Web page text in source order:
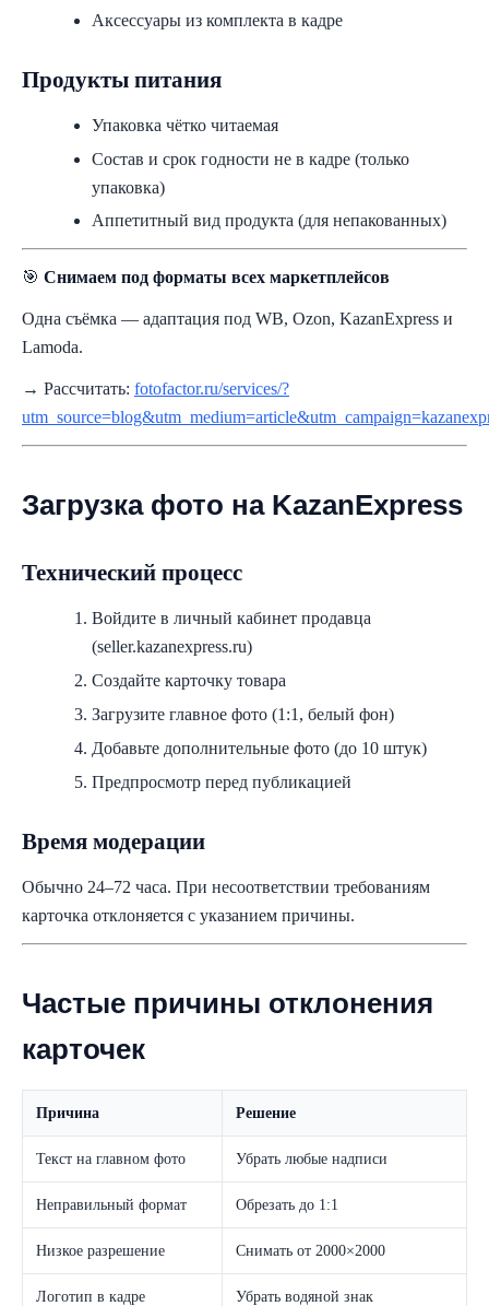
Аксессуары из комплекта в кадре
Продукты питания
Упаковка чётко читаемая
Состав и срок годности не в кадре (только
упаковка)
Аппетитный вид продукта (для непакованных)
🎯 Снимаем под форматы всех маркетплейсов
Одна съёмка — адаптация под WB, Ozon, KazanExpress и
Lamoda.
→ Рассчитать: fotofactor.ru/services/?
Загрузка фото на KazanExpress
Технический процесс
Войдите в личный кабинет продавца
(seller.kazanexpress.ru)
Создайте карточку товара
Загрузите главное фото (1:1, белый фон)
Добавьте дополнительные фото (до 10 штук)
Предпросмотр перед публикацией
Время модерации
Обычно 24–72 часа. При несоответствии требованиям
карточка отклоняется с указанием причины.
Частые причины отклонения
карточек
Причина Решение
Текст на главном фото Убрать любые надписи
Неправильный формат Обрезать до 1:1
Низкое разрешение Снимать от 2000×2000
Логотип в кадре Убрать водяной знак